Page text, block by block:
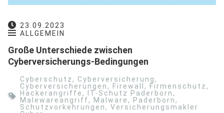
23.09.2023
ALLGEMEIN
Große Unterschiede zwischen
Cyberversicherungs-Bedingungen
Cyberschutz , Cyberversicherung ,
Cyberversicherungen , Firewall , Firmenschutz ,
Hackerangriffe , IT-Schutz Paderborn ,
Malewareangriff, Malware , Paderborn ,
Schutzvorkehrungen , Versicherungsmakler